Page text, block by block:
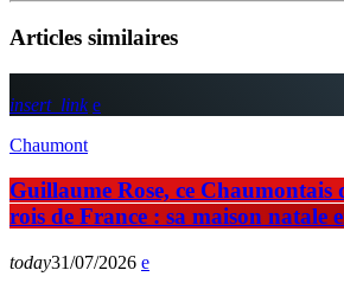
Articles similaires
insert_link
Chaumont
Guillaume Rose, ce Chaumontais
rois de France : sa maison natale
today31/07/2026